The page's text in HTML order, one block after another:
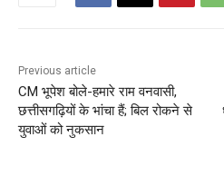
Previous article
CM भूपेश बोले-हमारे राम वनवासी,
छत्तीसगढ़ियों के भांचा हैं; ‌बिल रोकने से
युवाओं को नुकसान